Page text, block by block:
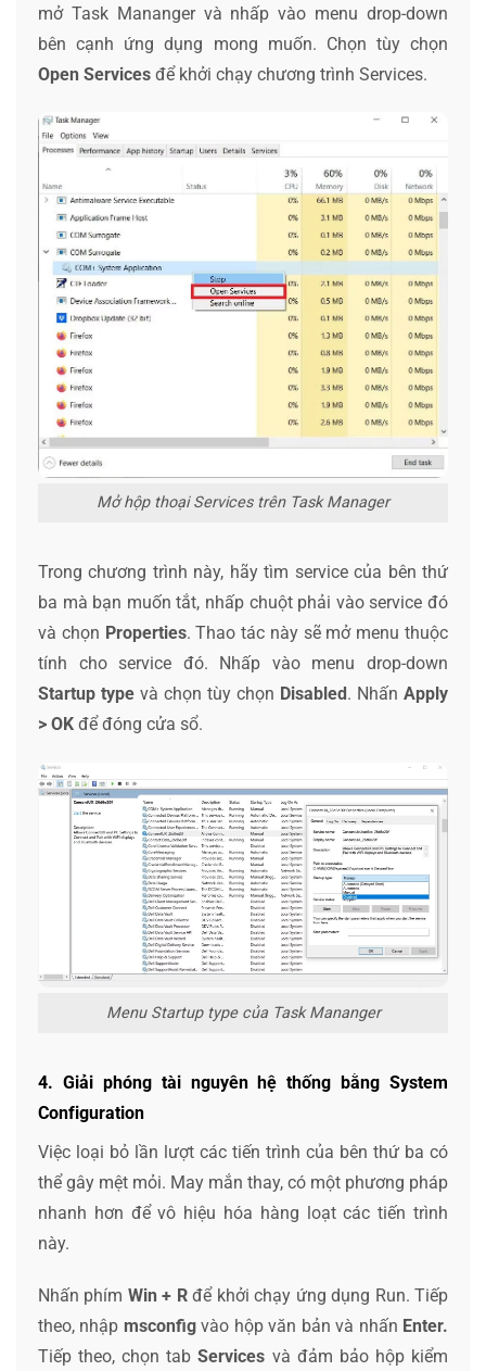
mở Task Mananger và nhấp vào menu drop-down
bên cạnh ứng dụng mong muốn. Chọn tùy chọn
Open Services để khởi chạy chương trình Services.
Mở hộp thoại Services trên Task Manager
Trong chương trình này, hãy tìm service của bên thứ
ba mà bạn muốn tắt, nhấp chuột phải vào service đó
và chọn Properties. Thao tác này sẽ mở menu thuộc
tính cho service đó. Nhấp vào menu drop-down
Startup type và chọn tùy chọn Disabled. Nhấn Apply
> OK để đóng cửa sổ.
Menu Startup type của Task Mananger
4. Giải phóng tài nguyên hệ thống bằng System
Configuration
Việc loại bỏ lần lượt các tiến trình của bên thứ ba có
thể gây mệt mỏi. May mắn thay, có một phương pháp
nhanh hơn để vô hiệu hóa hàng loạt các tiến trình
này.
Nhấn phím Win + Rđể khởi chạy ứng dụng Run. Tiếp
theo, nhập msconfigvào hộp văn bản và nhấn Enter.
Tiếp theo, chọn tabServices và đảm bảo hộp kiểm